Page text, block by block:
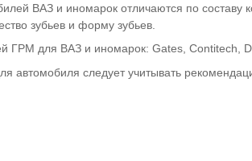
ВАЗ и иномарок отличаются по
зубьев и форму зубьев.
ГРМ для ВАЗ и иномарок: Gates, Contitech,
следует учитывать